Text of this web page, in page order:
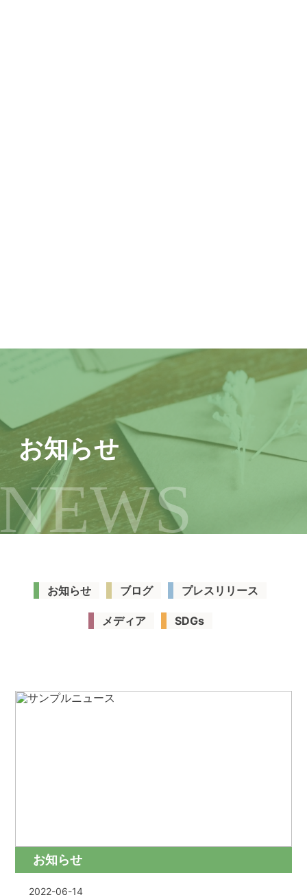
お知らせ
お知らせ ブログ プレスリリース
メディア SDGs
お知らせ
2022-06-14